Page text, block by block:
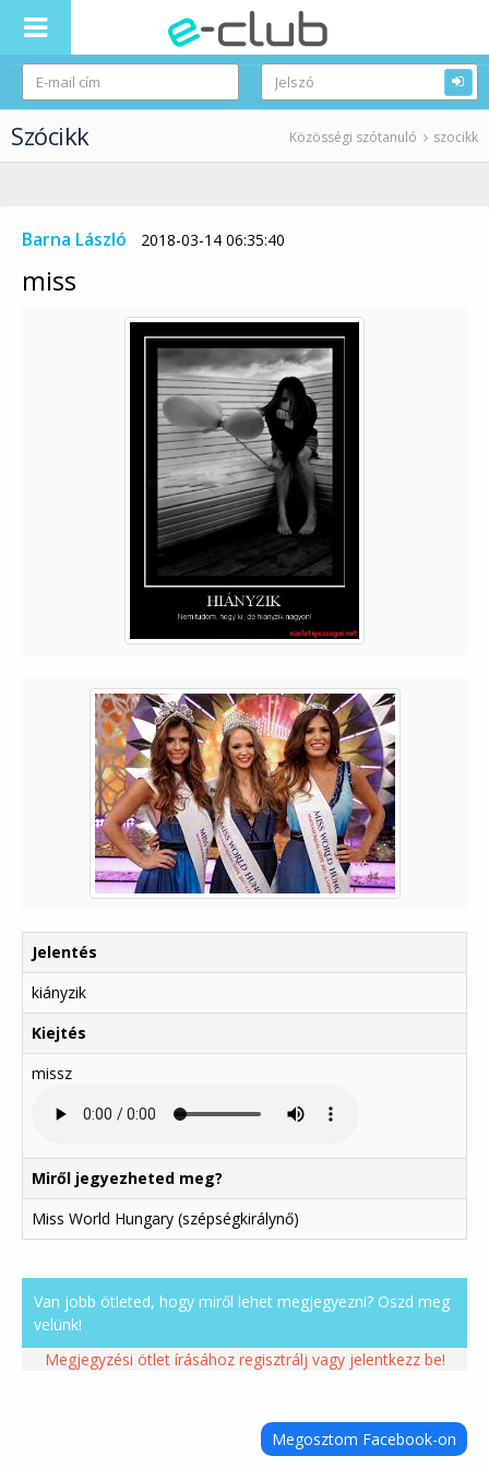
Szócikk Közösségi szótanuló szocikk
Barna László 2018-03-14 06:35:40
miss
Jelentés
kiányzik
Kiejtés
missz
Miről jegyezheted meg?
Miss World Hungary (szépségkirálynő)
Van jobb ötleted, hogy miről lehet megjegyezni? Oszd meg
velünk!
Megjegyzési ötlet írásához regisztrálj vagy jelentkezz be!
Megosztom Facebook-on